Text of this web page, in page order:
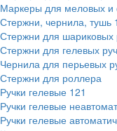
Маркеры для меловых и
Стержни, чернила, тушь
Стержни для шариковых
Стержни для гелевых
Чернила для перьевых
Стержни для роллера
Ручки гелевые 121
Ручки гелевые
Ручки гелевые